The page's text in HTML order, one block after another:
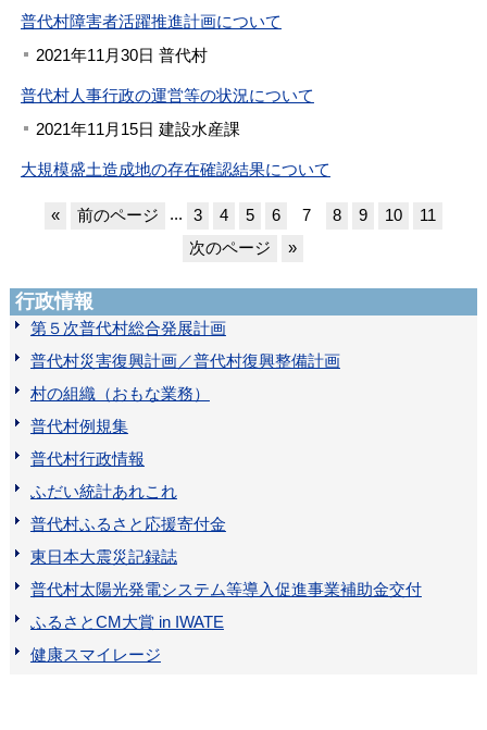
普代村障害者活躍推進計画について
2021年11月30日 普代村
普代村人事行政の運営等の状況について
2021年11月15日 建設水産課
大規模盛土造成地の存在確認結果について
« 前のページ ... 3 4 5 6 7 8 9 10
11
次のページ
»
行政情報
第５次普代村総合発展計画
普代村災害復興計画／普代村復興整備計画
村の組織（おもな業務）
普代村例規集
普代村行政情報
ふだい統計あれこれ
普代村ふるさと応援寄付金
東日本大震災記録誌
普代村太陽光発電システム等導入促進事業補助金交付
ふるさとCM大賞 in IWATE
健康スマイレージ